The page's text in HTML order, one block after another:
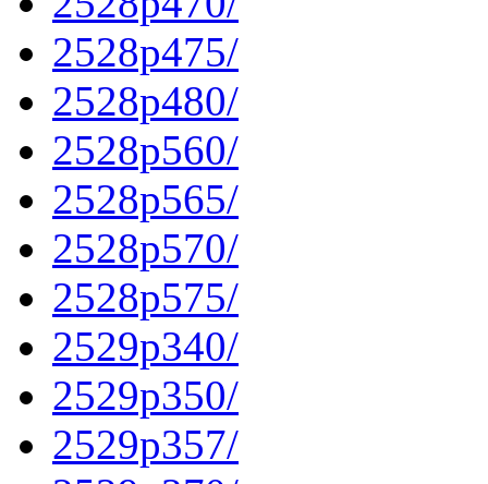
2528p475/
2528p480/
2528p560/
2528p565/
2528p570/
2528p575/
2529p340/
2529p350/
2529p357/